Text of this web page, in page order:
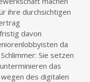
ihre durchsichtigen
davon
da
Sie setzen
das
des digitalen